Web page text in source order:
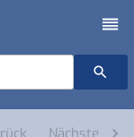
Nächste